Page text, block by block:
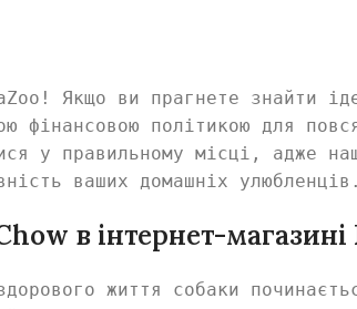
Якщо ви прагнете знайти
фінансовою політикою для
у правильному місці, адже
ваших домашніх улюбленців.
в інтернет-магазині
життя собаки